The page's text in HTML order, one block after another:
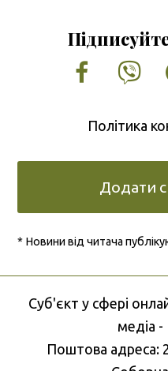
Політика
Додати
* Новини від читача
Cуб'єкт у сфері
медіа -
Поштова адреса: